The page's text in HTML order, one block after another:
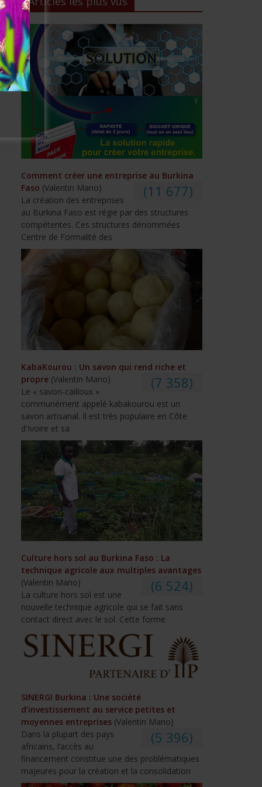
Comment créer une entreprise au Burkina
Faso (Valentin Mano) (11 677)
La création des entreprises
au Burkina Faso est régie par des structures
compétentes. Ces structures dénommées
Centre de Formalité des
KabaKourou : Un savon qui rend riche et
propre (Valentin Mano) (7 358)
Le « savon-cailloux »
communément appelé kabakourou est un
savon artisanal. Il est très populaire en Côte
d'Ivoire et sa
Culture hors sol au Burkina Faso : La
technique agricole aux multiples avantages
(Valentin Mano)
(6 524)
La culture hors sol est une
nouvelle technique agricole qui se fait sans
contact direct avec le sol. Cette forme
SINERGI Burkina : Une société
d’investissement au service petites et
moyennes entreprises (Valentin Mano)
(5 396)
Dans la plupart des pays
africains, l’accès au
financement constitue une des problématiques
majeures pour la création et la consolidation